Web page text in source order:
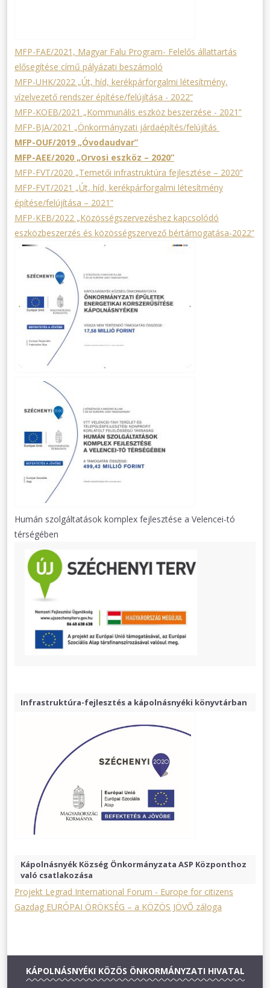
MFP-FAE/2021, Magyar Falu Program- Felelős állattartás
elősegítése című pályázati beszámoló
MFP-UHK/2022 „Út, híd, kerékpárforgalmi létesítmény,
vízelvezető rendszer építése/felújítása - 2022”
MFP-KOEB/2021 „Kommunális eszköz beszerzése - 2021”
MFP-BJA/2021 „Önkormányzati járdaépítés/felújítás
MFP-OUF/2019 „Óvodaudvar”
MFP-AEE/2020 „Orvosi eszköz – 2020”
MFP-FVT/2020 „Temetői infrastruktúra fejlesztése – 2020”
MFP-FVT/2021 „Út, híd, kerékpárforgalmi létesítmény
építése/felújítása – 2021”
MFP-KEB/2022 „Közösségszervezéshez kapcsolódó
eszközbeszerzés és közösségszervező bértámogatása-2022”
Humán szolgáltatások komplex fejlesztése a Velencei-tó
térségében
Infrastruktúra-fejlesztés a kápolnásnyéki könyvtárban
Kápolnásnyék Község Önkormányzata ASP Központhoz
való csatlakozása
Projekt Legrad International Forum - Europe for citizens
Gazdag EURÓPAI ÖRÖKSÉG – a KÖZÖS JÖVŐ záloga
KÁPOLNÁSNYÉKI KÖZÖS ÖNKORMÁNYZATI HIVATAL